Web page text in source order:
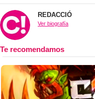
REDACCIÓ
Ver biografía